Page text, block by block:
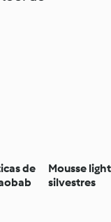
de
Mousse
silvestres